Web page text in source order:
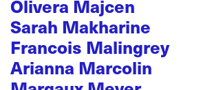
Olivera Majcen
Sarah Makharine
Francois Malingrey
Arianna Marcolin